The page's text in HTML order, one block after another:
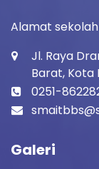
Alamat sekolah
Jl. Raya
Barat, Kota
0251-
Galeri